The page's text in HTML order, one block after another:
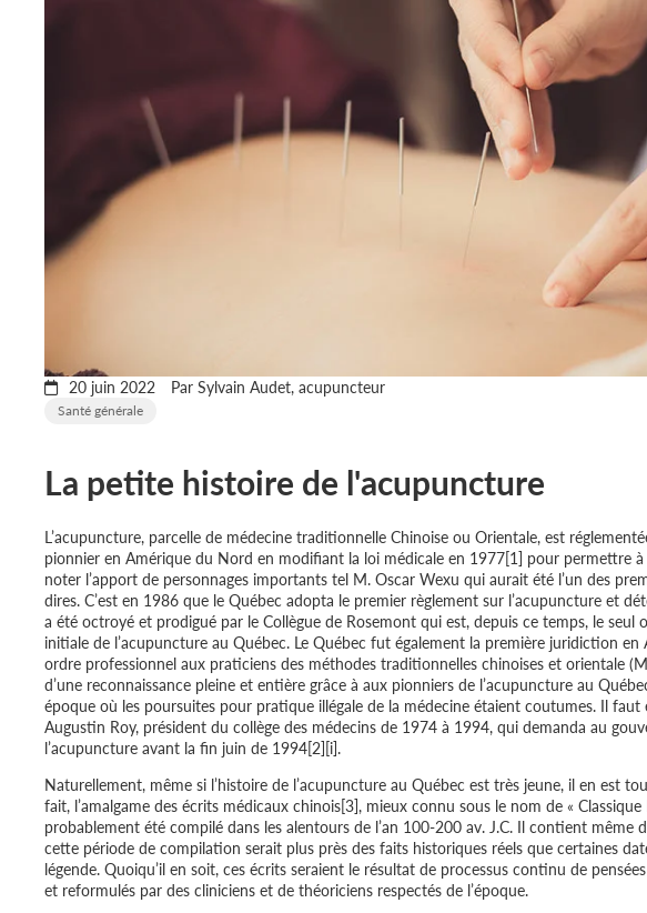
20 juin 2022 Par Sylvain Audet, acupuncteur
Santé générale
La petite histoire de l'acupuncture
L’acupuncture, parcelle de médecine traditionnelle Chinoise ou Orientale, est
pionnier en Amérique du Nord en modifiant la loi médicale en 1977[1] pour permettre
noter l’apport de personnages importants tel M. Oscar Wexu qui aurait été l’un des
dires. C’est en 1986 que le Québec adopta le premier règlement sur l’acupuncture et
a été octroyé et prodigué par le Collègue de Rosemont qui est, depuis ce temps, le seul
initiale de l’acupuncture au Québec. Le Québec fut également la première juridiction
ordre professionnel aux praticiens des méthodes traditionnelles chinoises et orientale
d’une reconnaissance pleine et entière grâce à aux pionniers de l’acupuncture au
époque où les poursuites pour pratique illégale de la médecine étaient coutumes. Il faut
Augustin Roy, président du collège des médecins de 1974 à 1994, qui demanda au
l’acupuncture avant la fin juin de 1994[2][i].
Naturellement, même si l’histoire de l’acupuncture au Québec est très jeune, il en est
fait, l’amalgame des écrits médicaux chinois[3], mieux connu sous le nom de «
probablement été compilé dans les alentours de l’an 100-200 av. J.C. Il contient même
cette période de compilation serait plus près des faits historiques réels que certaines
légende. Quoiqu’il en soit, ces écrits seraient le résultat de processus continu de
et reformulés par des cliniciens et de théoriciens respectés de l’époque.